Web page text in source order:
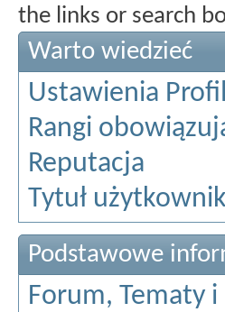
the links or search
Warto wiedzieć
Ustawienia
Rangi
Reputacja
Tytuł
Podstawowe
Forum, Tematy i